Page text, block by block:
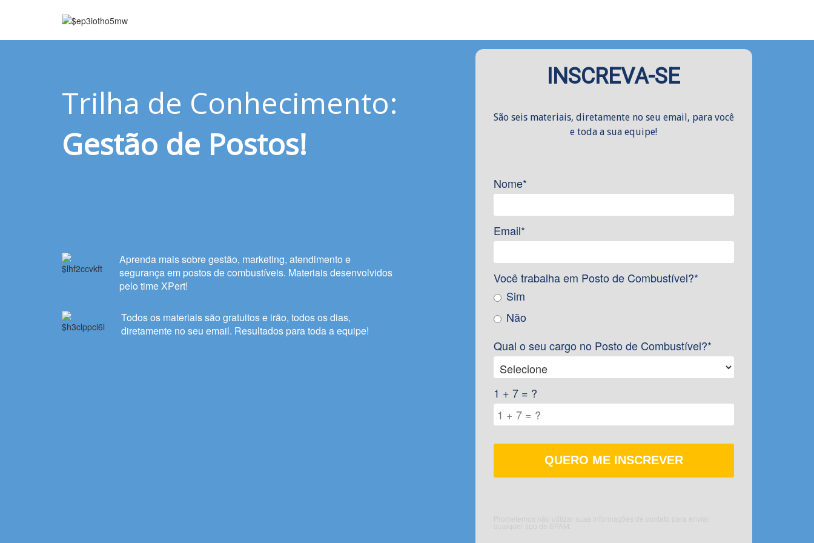
Trilha de Conhecimento:
Gestão de Postos!
Aprenda mais sobre gestão, marketing, atendimento e
segurança em postos de combustíveis. Materiais desenvolvidos
pelo time XPert!
Todos os materiais são gratuitos e irão, todos os dias,
diretamente no seu email. Resultados para toda a equipe!
INSCREVA-SE
São seis materiais, diretamente no seu email, para você
e toda a sua equipe!
Nome*
Email*
Você trabalha em Posto de Combustível?*
Sim
Não
Qual o seu cargo no Posto de Combustível?*
1 + 7 = ?